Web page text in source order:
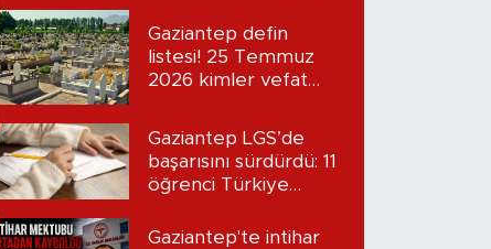
Gaziantep defin
listesi! 25 Temmuz
2026 kimler vefat
Gaziantep LGS’de
başarısını sürdürdü: 11
öğrenci Türkiye
Gaziantep'te intihar